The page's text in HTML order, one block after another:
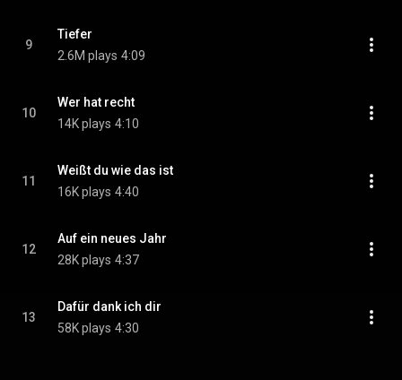
9
Tiefer
2.6M plays 4:09
10
Wer hat recht
14K plays 4:10
11
Weißt du wie das ist
16K plays 4:40
12
Auf ein neues Jahr
28K plays 4:37
13
Dafür dank ich dir
58K plays 4:30